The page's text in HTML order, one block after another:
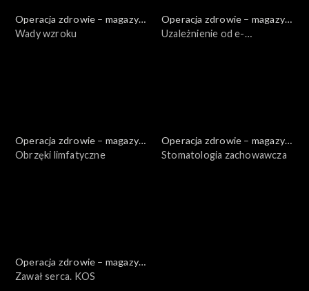
Operacja zdrowie – magazyn
medyczny
Wady wzroku
Operacja zdrowie – magazyn
medyczny
Uzależnienie od e-
Operacja zdrowie – magazyn
medyczny
Obrzęki limfatyczne
Operacja zdrowie – magazyn
medyczny
Stomatologia zachowawcza
Operacja zdrowie – magazyn
medyczny
Zawał serca. KOS